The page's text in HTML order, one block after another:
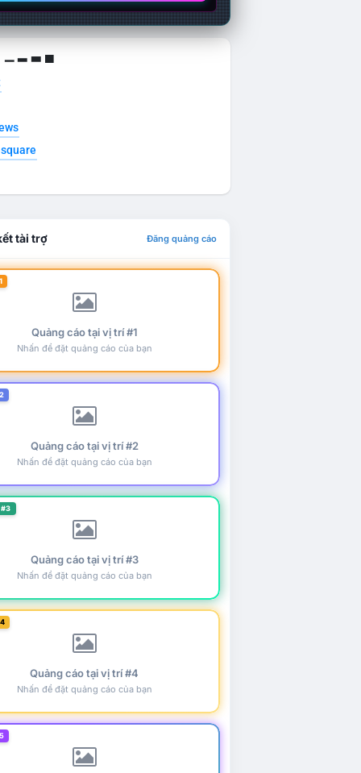
▁ ▂ ▃ ▄
tài trợ Đăng quảng cáo
Quảng cáo tại vị trí #1
Nhấn để đặt quảng cáo của bạn
Quảng cáo tại vị trí #2
Nhấn để đặt quảng cáo của bạn
Quảng cáo tại vị trí #3
Nhấn để đặt quảng cáo của bạn
Quảng cáo tại vị trí #4
Nhấn để đặt quảng cáo của bạn